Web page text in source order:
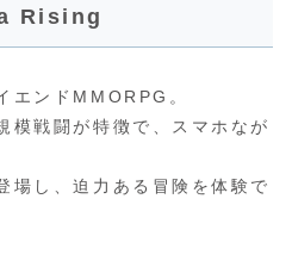
Rising
エンドMMORPG。
模戦闘が特徴で、スマホなが
場し、迫力ある冒険を体験で